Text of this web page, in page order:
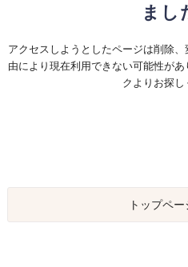
まし
アクセスしようとしたページは削除
由により現在利用できない可能性が
クよりお探し
トップペ